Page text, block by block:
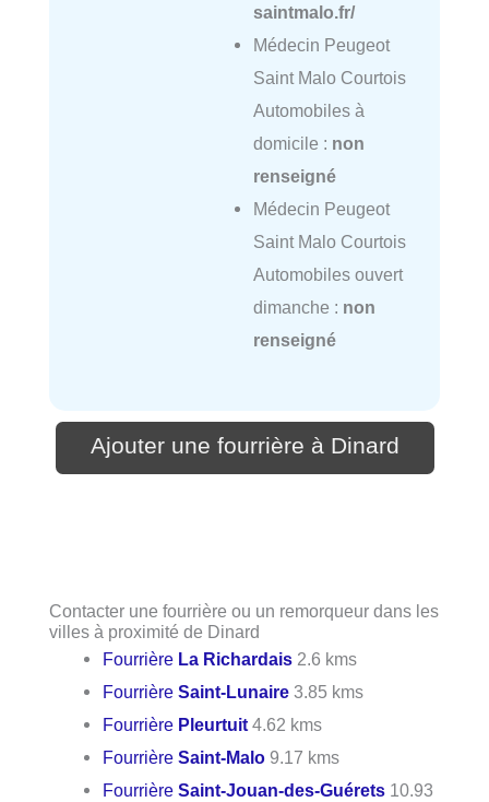
saintmalo.fr/
Médecin Peugeot
Saint Malo Courtois
Automobiles à
domicile : non
renseigné
Médecin Peugeot
Saint Malo Courtois
Automobiles ouvert
dimanche : non
renseigné
Ajouter une fourrière à Dinard
Contacter une fourrière ou un remorqueur dans les
villes à proximité de Dinard
Fourrière La Richardais 2.6 kms
FourrièreSaint-Lunaire 3.85 kms
Fourrière Pleurtuit 4.62 kms
FourrièreSaint-Malo 9.17 kms
FourrièreSaint-Jouan-des-Guérets 10.93